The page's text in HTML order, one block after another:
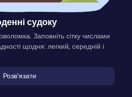
судоку
Заповніть сітку числами
щодня: легкий, середній і
Розвʼязати